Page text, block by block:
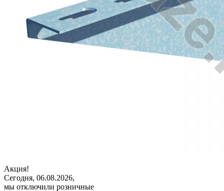
Акция!
Сегодня, 06.08.2026,
мы отключили розничные